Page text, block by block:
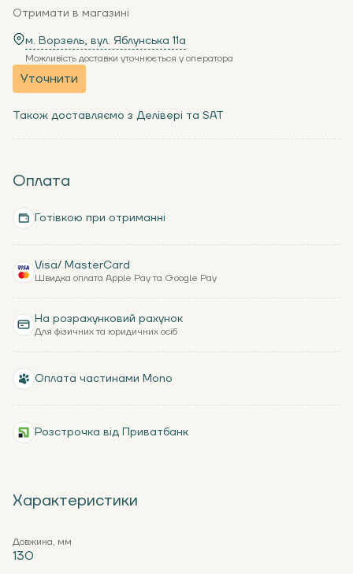
Характеристики
Довжина, мм
130
Отримати в магазині
м. Ворзель, вул. Яблунська 11a
Можливість доставки уточнюється у оператора
Уточнити
Також доставляємо з Делівері та SAT
Оплата
Готівкою при отриманні
Visa/ MasterCard
Швидка оплата Apple Pay та Google Pay
На розрахунковий рахунок
Для фізичних та юридичних осіб
Оплата частинами Mono
Розстрочка від Приватбанк